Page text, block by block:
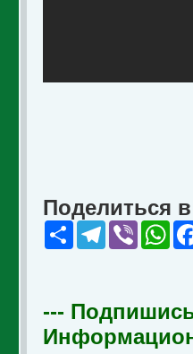
Поделиться
Share Telegram
Viber
---